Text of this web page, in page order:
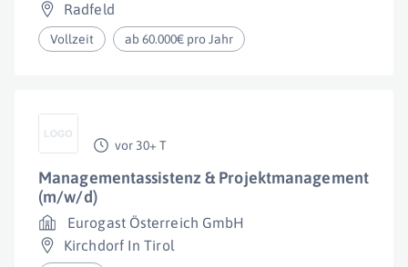
Radfeld
Vollzeit ab 60.000€ pro Jahr
vor 30+ T
Managementassistenz & Projektmanagement
(m/w/d)
Eurogast Österreich GmbH
Kirchdorf In Tirol